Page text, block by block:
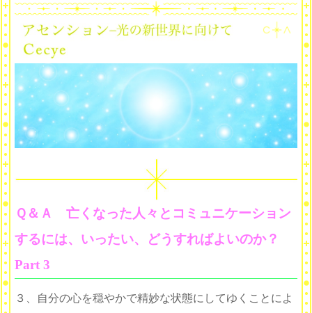
Ｑ＆Ａ 亡くなった人々とコミュニケーション
するには、いったい、どうすればよいのか？
Part 3
３、自分の心を穏やかで精妙な状態にしてゆくことによ